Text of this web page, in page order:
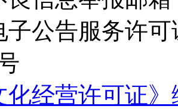
告服务许可
化经营许可证